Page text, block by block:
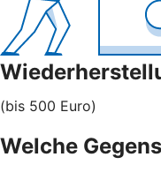
(bis 500 Euro)
Welche